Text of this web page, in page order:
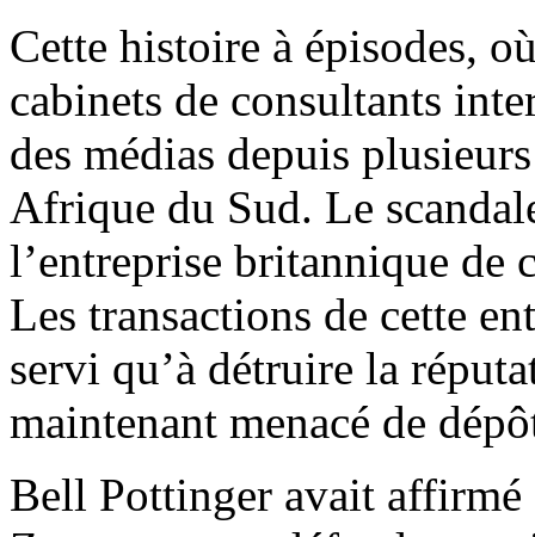
Cette histoire à épisodes,
cabinets de consultants
des médias depuis
Afrique du Sud. Le
l’entreprise britannique
Les transactions de cette
servi qu’à détruire la
maintenant menacé de
Bell Pottinger avait affirmé